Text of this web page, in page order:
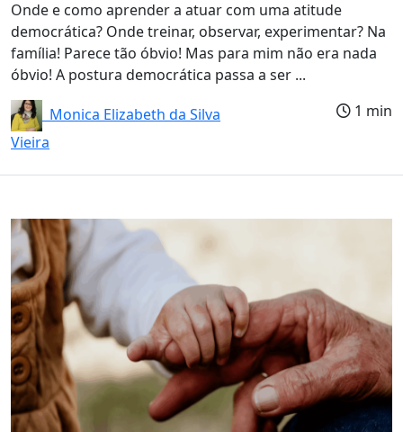
Onde e como aprender a atuar com uma atitude
democrática? Onde treinar, observar, experimentar? Na
família! Parece tão óbvio! Mas para mim não era nada
óbvio! A postura democrática passa a ser ...
Monica Elizabeth da Silva
Vieira
1 min